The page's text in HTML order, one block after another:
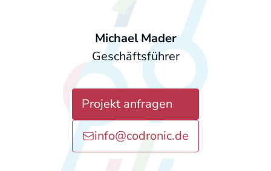
Michael Mader
Geschäftsführer
Projekt anfragen
info@codronic.de